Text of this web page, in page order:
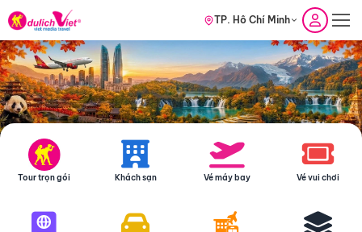
TP. Hồ Chí Minh
Tour trọn gói Khách sạn Vé máy bay Vé vui chơi